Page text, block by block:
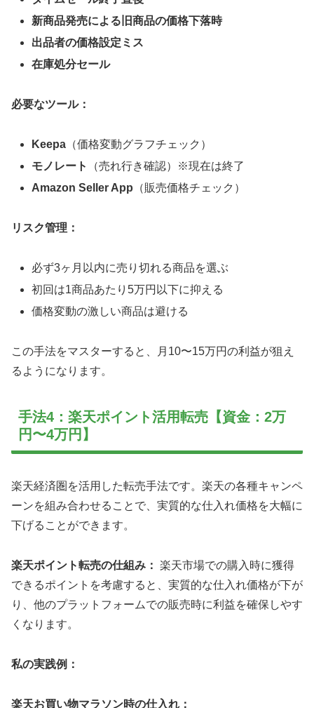
新商品発売による旧商品の価格下落時
出品者の価格設定ミス
在庫処分セール
必要なツール：
Keepa （価格変動グラフチェック）
モノレート
（売れ行き確認）※現在は終了
Amazon Seller App （販売価格チェック）
リスク管理：
必ず3ヶ月以内に売り切れる商品を選ぶ
初回は1商品あたり5万円以下に抑える
価格変動の激しい商品は避ける
この手法をマスターすると、月10〜15万円の利益が狙え
るようになります。
手法4：楽天ポイント活用転売【資金：2万
円〜4万円】
楽天経済圏を活用した転売手法です。楽天の各種キャンペ
ーンを組み合わせることで、実質的な仕入れ価格を大幅に
下げることができます。
楽天ポイント転売の仕組み： 楽天市場での購入時に獲得
できるポイントを考慮すると、実質的な仕入れ価格が下が
り、他のプラットフォームでの販売時に利益を確保しやす
くなります。
私の実践例：
楽天お買い物マラソン時の仕入れ：